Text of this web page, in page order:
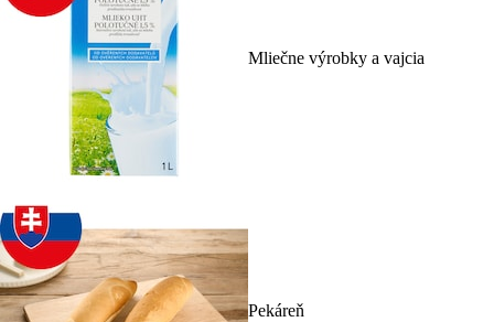
Mliečne výrobky a vajcia
Pekáreň